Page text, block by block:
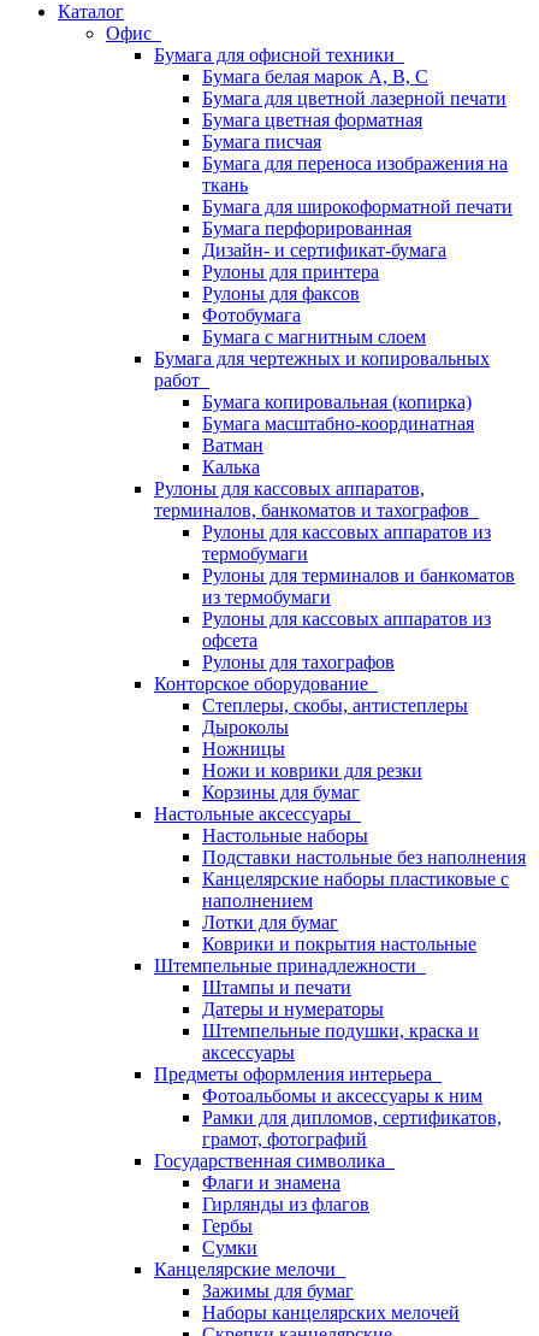
Каталог
Офис
Бумага для офисной техники
Бумага белая марок А, В, С
Бумага для цветной лазерной печати
Бумага цветная форматная
Бумага писчая
Бумага для переноса изображения на
ткань
Бумага для широкоформатной печати
Бумага перфорированная
Дизайн- и сертификат-бумага
Рулоны для принтера
Рулоны для факсов
Фотобумага
Бумага с магнитным слоем
Бумага для чертежных и копировальных
работ
Бумага копировальная (копирка)
Бумага масштабно-координатная
Ватман
Калька
Рулоны для кассовых аппаратов,
терминалов, банкоматов и тахографов
Рулоны для кассовых аппаратов из
термобумаги
Рулоны для терминалов и банкоматов
из термобумаги
Рулоны для кассовых аппаратов из
офсета
Рулоны для тахографов
Конторское оборудование
Степлеры, скобы, антистеплеры
Дыроколы
Ножницы
Ножи и коврики для резки
Корзины для бумаг
Настольные аксессуары
Настольные наборы
Подставки настольные без наполнения
Канцелярские наборы пластиковые с
наполнением
Лотки для бумаг
Коврики и покрытия настольные
Штемпельные принадлежности
Штампы и печати
Датеры и нумераторы
Штемпельные подушки, краска и
аксессуары
Предметы оформления интерьера
Фотоальбомы и аксессуары к ним
Рамки для дипломов, сертификатов,
грамот, фотографий
Государственная символика
Флаги и знамена
Гирлянды из флагов
Гербы
Сумки
Канцелярские мелочи
Зажимы для бумаг
Наборы канцелярских мелочей